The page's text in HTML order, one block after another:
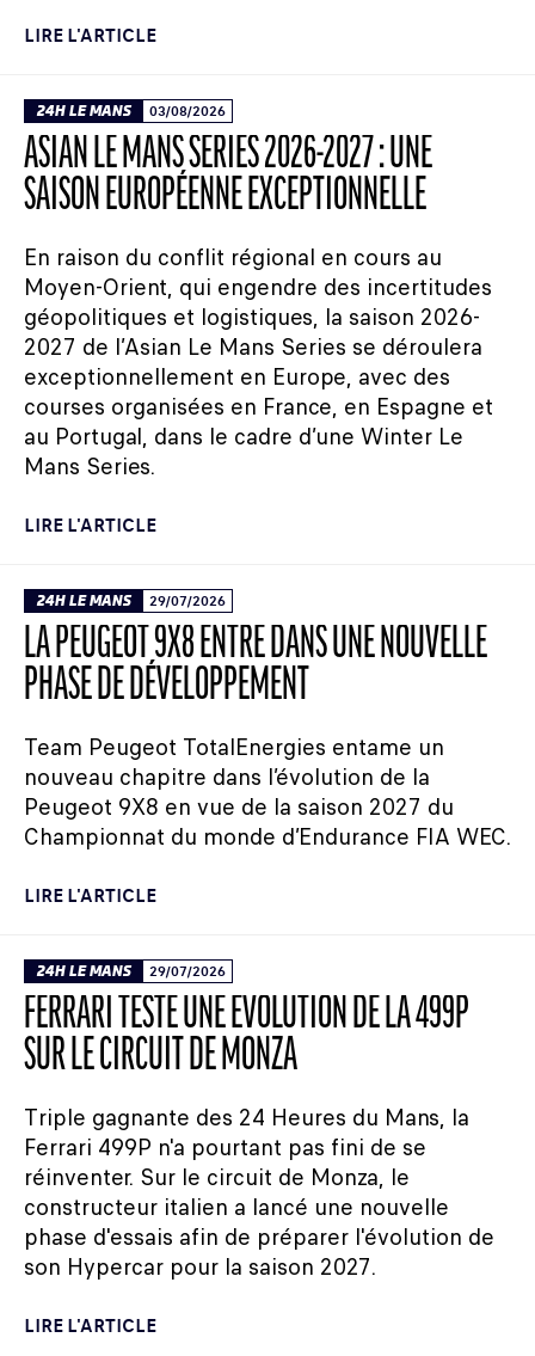
LIRE L'ARTICLE
24H LE MANS 03/08/2026
ASIAN LE MANS SERIES 2026-2027 : UNE
SAISON EUROPÉENNE EXCEPTIONNELLE
En raison du conflit régional en cours au
Moyen-Orient, qui engendre des incertitudes
géopolitiques et logistiques, la saison 2026-
2027 de l’Asian Le Mans Series se déroulera
exceptionnellement en Europe, avec des
courses organisées en France, en Espagne et
au Portugal, dans le cadre d’une Winter Le
Mans Series.
LIRE L'ARTICLE
24H LE MANS 29/07/2026
LA PEUGEOT 9X8 ENTRE DANS UNE NOUVELLE
PHASE DE DÉVELOPPEMENT
Team Peugeot TotalEnergies entame un
nouveau chapitre dans l’évolution de la
Peugeot 9X8 en vue de la saison 2027 du
Championnat du monde d’Endurance FIA WEC.
LIRE L'ARTICLE
24H LE MANS 29/07/2026
FERRARI TESTE UNE ÉVOLUTION DE LA 499P
SUR LE CIRCUIT DE MONZA
Triple gagnante des 24 Heures du Mans, la
Ferrari 499P n'a pourtant pas fini de se
réinventer. Sur le circuit de Monza, le
constructeur italien a lancé une nouvelle
phase d'essais afin de préparer l'évolution de
son Hypercar pour la saison 2027.
LIRE L'ARTICLE